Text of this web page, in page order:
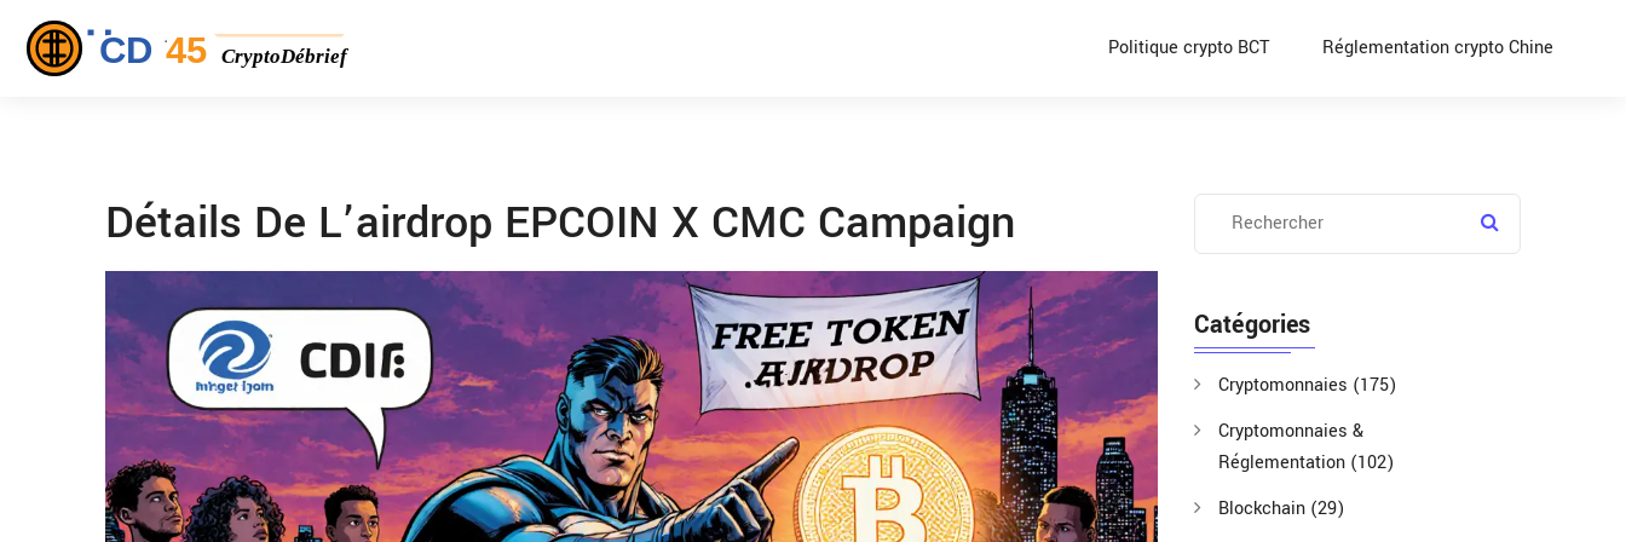
Politique crypto BCT Réglementation crypto Chine
Détails De L’airdrop EPCOIN X CMC Campaign
Catégories
Cryptomonnaies (175)
Cryptomonnaies &
Réglementation (102)
Blockchain (29)